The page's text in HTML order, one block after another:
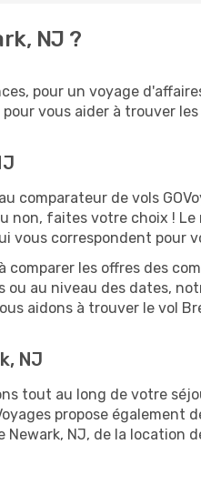
NJ ?
pour un voyage
vous aider à trouver
comparateur de vols
faites votre choix !
correspondent pour
comparer les offres des
au niveau des dates,
aidons à trouver le vol
NJ
tout au long de votre
propose également
NJ, de la location